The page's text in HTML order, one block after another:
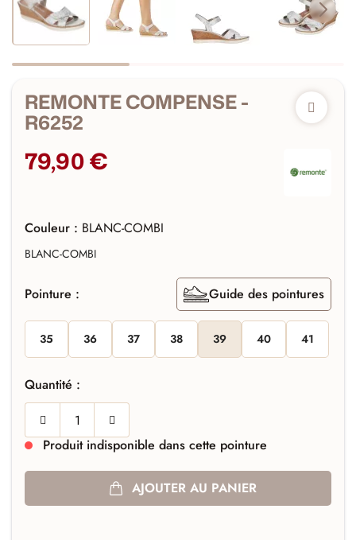
REMONTE COMPENSE -
R6252
79,90 €
Couleur : BLANC-COMBI
BLANC-COMBI
Pointure : Guide des pointures
35 36 37 38 39 40 41
Quantité :
Produit indisponible dans cette pointure
AJOUTER AU PANIER